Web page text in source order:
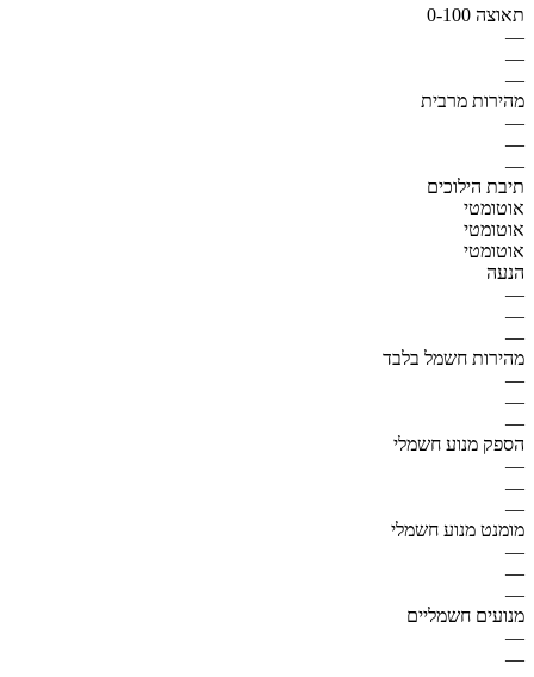
תאוצה 0-100
—
—
—
מהירות מרבית
—
—
—
תיבת הילוכים
אוטומטי
אוטומטי
אוטומטי
הנעה
—
—
—
מהירות חשמל בלבד
—
—
—
הספק מנוע חשמלי
—
—
—
מומנט מנוע חשמלי
—
—
—
מנועים חשמליים
—
—